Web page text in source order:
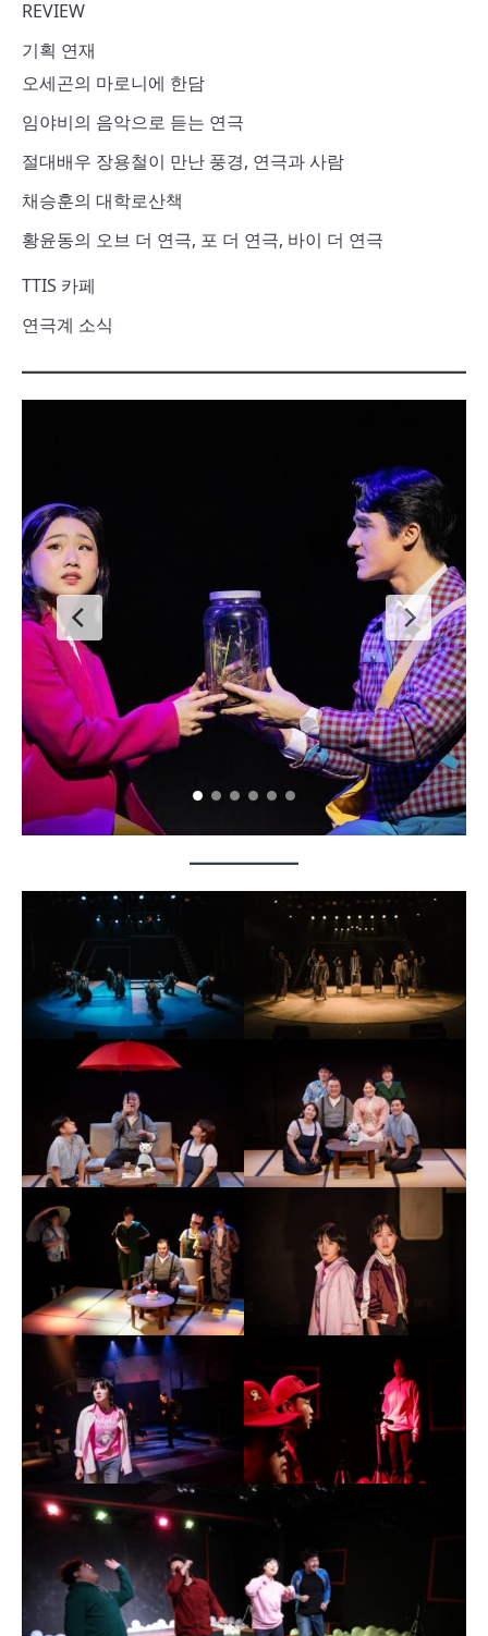
REVIEW
기획 연재
오세곤의 마로니에 한담
임야비의 음악으로 듣는 연극
절대배우 장용철이 만난 풍경, 연극과 사람
채승훈의 대학로산책
황윤동의 오브 더 연극, 포 더 연극, 바이 더 연극
TTIS 카페
연극계 소식